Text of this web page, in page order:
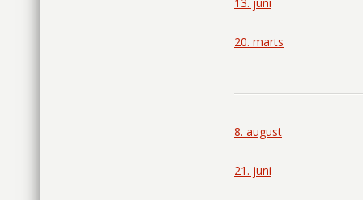
20. marts
8. august
21. juni